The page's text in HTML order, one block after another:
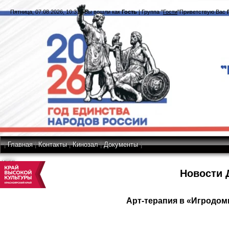
Пятница, 07.08.2026, 10:31 |Вы вошли как Гость|Группа"Гости"Приветствую Вас
|Главная|Контакты|Кинозал|Документы
|RSS
Новости
Арт-терапия в